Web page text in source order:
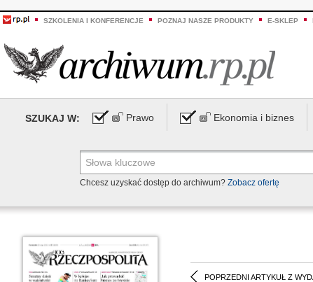
SZKOLENIA I KONFERENCJE POZNAJ NASZE PRODUKTY E-SKLEP
SZUKAJ W: Prawo Ekonomia i biznes
Chcesz uzyskać dostęp do archiwum? Zobacz ofertę
POPRZEDNI ARTYKUŁ Z